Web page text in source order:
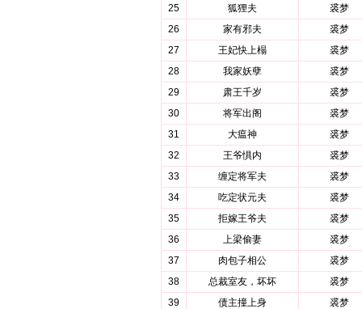
25
狐狸夫
裘梦
26
家有邪夫
裘梦
27
王妃快上榻
裘梦
28
我家妖孽
裘梦
29
肃王千岁
裘梦
30
将军出阁
裘梦
31
大瘟神
裘梦
32
王爷惧内
裘梦
33
缠定将军夫
裘梦
34
吃定状元夫
裘梦
35
拒嫁王爷夫
裘梦
36
上梁偷妻
裘梦
37
肉包子相公
裘梦
38
总裁室友，坏坏
裘梦
39
债主撞上身
裘梦